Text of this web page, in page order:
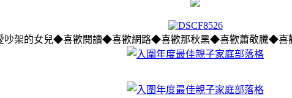
架的女兒◆喜歡閱讀◆喜歡網路◆喜歡那秋黑◆喜歡蕭敬騰◆喜